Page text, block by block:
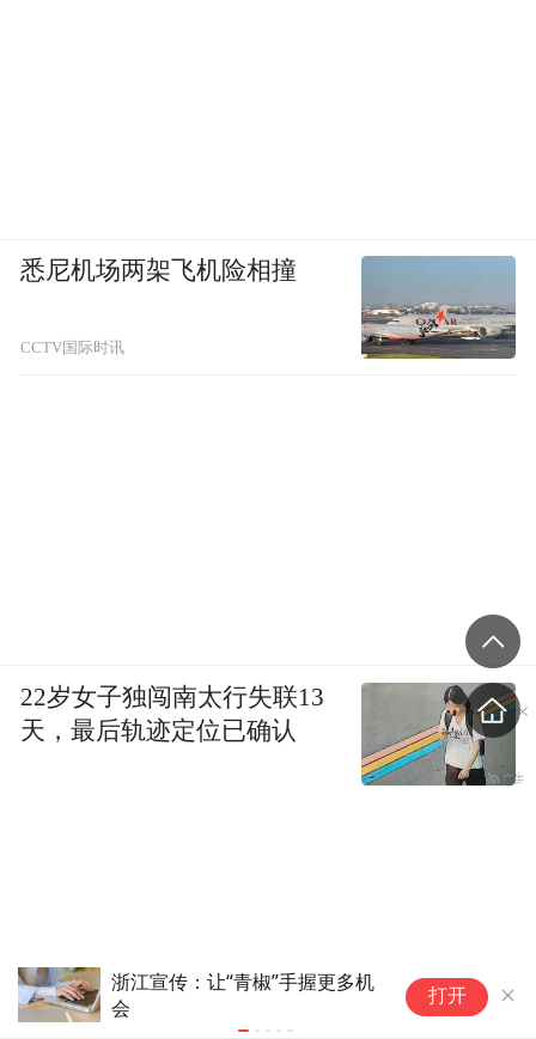
中国经济学界的“集体无意识”，
正让学问偏离经济和人民
打开
悉尼机场两架飞机险相撞
CCTV国际时讯
22岁女子独闯南太行失联13
天，最后轨迹定位已确认